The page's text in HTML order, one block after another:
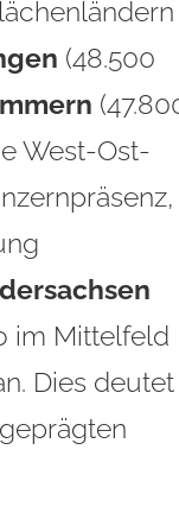
(48.500
West-Ost-
im Mittelfeld
Dies deutet